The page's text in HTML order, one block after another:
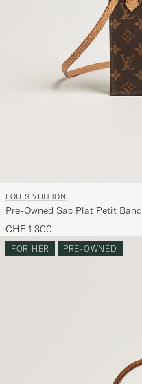
LOUIS VUITTON
Pre-Owned Sac Plat Petit
CHF 1 300
FOR HER PRE-OWNED